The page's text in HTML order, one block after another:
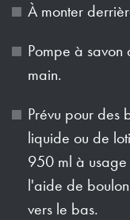
À monter
Pompe à savon
main.
Prévu pour des
liquide ou de
950 ml à
l'aide de
vers le bas.